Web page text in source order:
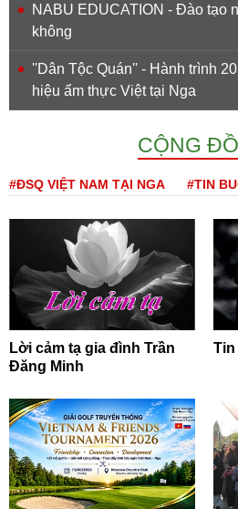
NABU EDUCATION - Đào tạo
không
''Dân Tộc Quán'' - Hành trình
hiệu ẩm thực Việt tại Nga
CỘNG
#ĐSQ VIỆT NAM TẠI NGA #TIN
Lời cảm tạ gia đình Trần
Đăng Minh
Tin